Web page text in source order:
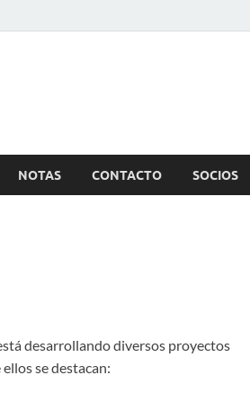
NOTAS CONTACTO SOCIOS
desarrollando diversos proyectos
se destacan: